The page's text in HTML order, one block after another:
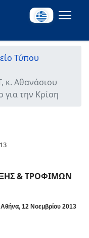
Τύπου
κ. Αθανάσιου
την Κρίση
& ΤΡΟΦΙΜΩΝ
Αθήνα, 12 Νοεμβρίου 2013